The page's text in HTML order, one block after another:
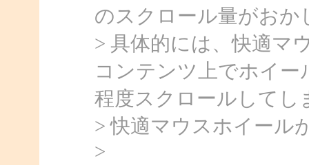
のスクロール量がおか
> 具体的には、快適マ
コンテンツ上でホイ
程度スクロールしてし
> 快適マウスホイール
>